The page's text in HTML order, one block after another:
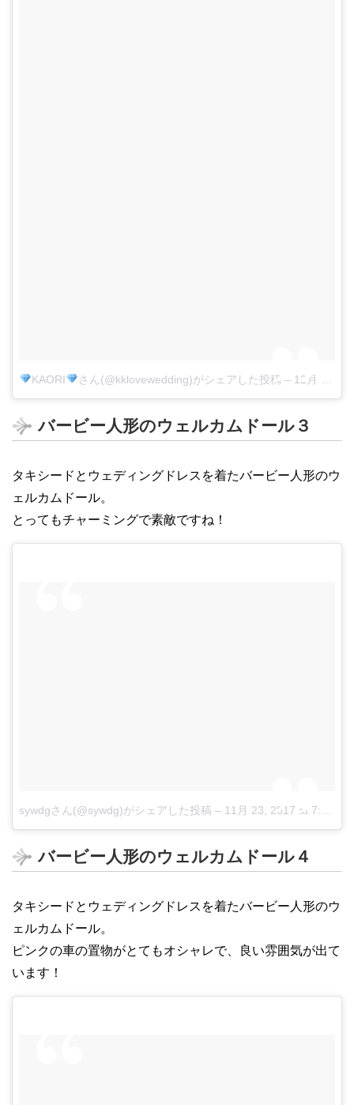
KAORI さん(@kklovewedding)がシェアした投稿 – 12月 3, 2017 at 10:54午後 PST
バービー人形のウェルカムドール３
タキシードとウェディングドレスを着たバービー人形のウ
ェルカムドール。
とってもチャーミングで素敵ですね！
sywdgさん(@sywdg)がシェアした投稿 – 11月 23, 2017 at 7:10午後 PST
バービー人形のウェルカムドール４
タキシードとウェディングドレスを着たバービー人形のウ
ェルカムドール。
ピンクの車の置物がとてもオシャレで、良い雰囲気が出て
います！